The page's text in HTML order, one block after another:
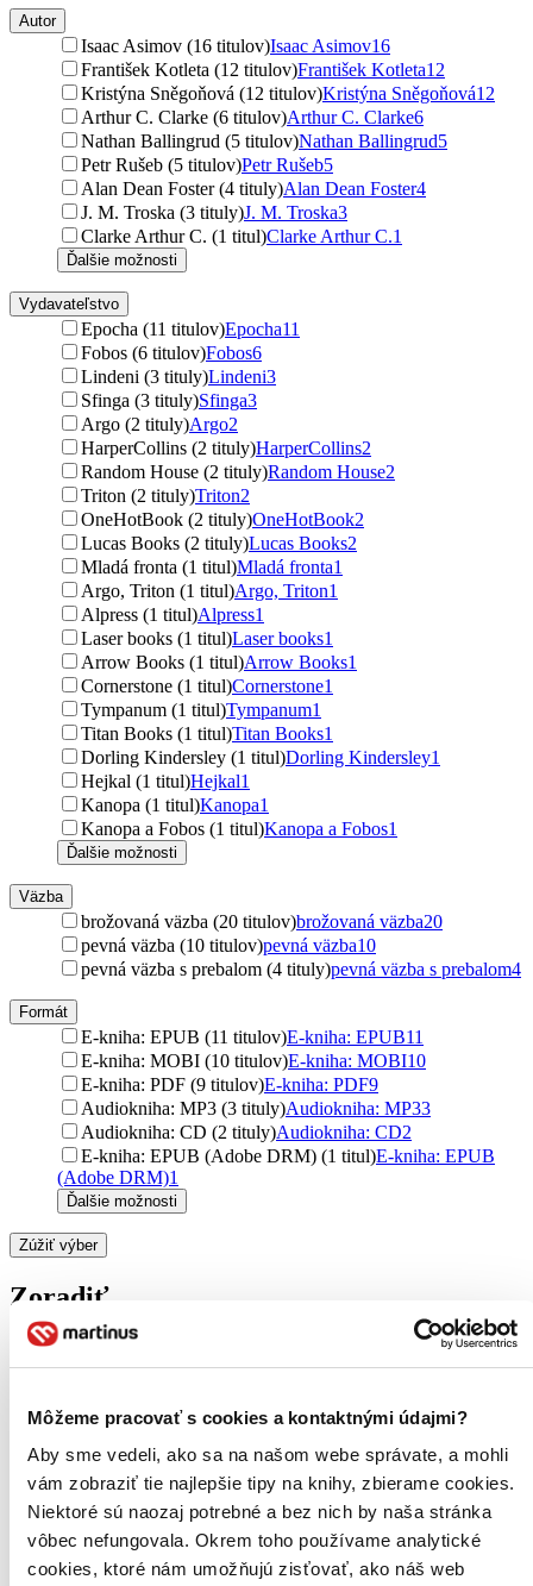
Môžeme pracovať s cookies a kontaktnými údajmi?
Aby sme vedeli, ako sa na našom webe správate, a mohli
vám zobraziť tie najlepšie tipy na knihy, zbierame cookies.
Niektoré sú naozaj potrebné a bez nich by naša stránka
vôbec nefungovala. Okrem toho používame analytické
cookies, ktoré nám umožňujú zisťovať, ako náš web
Autor
Isaac Asimov (16 titulov)Isaac Asimov16
František Kotleta (12 titulov)František Kotleta12
Kristýna Sněgoňová (12 titulov)Kristýna Sněgoňová12
Arthur C. Clarke (6 titulov)Arthur C. Clarke6
Nathan Ballingrud (5 titulov)Nathan Ballingrud5
Petr Rušeb (5 titulov)Petr Rušeb5
Alan Dean Foster (4 tituly)Alan Dean Foster4
J. M. Troska (3 tituly)J. M. Troska3
Clarke Arthur C. (1 titul)Clarke Arthur C.1
Ďalšie možnosti
Vydavateľstvo
Epocha (11 titulov)Epocha11
Fobos (6 titulov)Fobos6
Lindeni (3 tituly)Lindeni3
Sfinga (3 tituly)Sfinga3
Argo (2 tituly)Argo2
HarperCollins (2 tituly)HarperCollins2
Random House (2 tituly)Random House2
Triton (2 tituly)Triton2
OneHotBook (2 tituly)OneHotBook2
Lucas Books (2 tituly)Lucas Books2
Mladá fronta (1 titul)Mladá fronta1
Argo, Triton (1 titul)Argo, Triton1
Alpress (1 titul)Alpress1
Laser books (1 titul)Laser books1
Arrow Books (1 titul)Arrow Books1
Cornerstone (1 titul)Cornerstone1
Tympanum (1 titul)Tympanum1
Titan Books (1 titul)Titan Books1
Dorling Kindersley (1 titul)Dorling Kindersley1
Hejkal (1 titul)Hejkal1
Kanopa (1 titul)Kanopa1
Kanopa a Fobos (1 titul)Kanopa a Fobos1
Ďalšie možnosti
Väzba
brožovaná väzba (20 titulov)brožovaná väzba20
pevná väzba (10 titulov)pevná väzba10
pevná väzba s prebalom (4 tituly)pevná väzba s prebalom4
Formát
E-kniha: EPUB (11 titulov)E-kniha: EPUB11
E-kniha: MOBI (10 titulov)E-kniha: MOBI10
E-kniha: PDF (9 titulov)E-kniha: PDF9
Audiokniha: MP3 (3 tituly)Audiokniha: MP33
Audiokniha: CD (2 tituly)Audiokniha: CD2
E-kniha: EPUB (Adobe DRM) (1 titul)E-kniha: EPUB
(Adobe DRM)1
Ďalšie možnosti
Zúžiť výber
Zoradiť
Bestsellery
Top hodnotené
Novinky
Najdrahšie
Najlacnejšie
Najvyššia zľava
Použité filtre